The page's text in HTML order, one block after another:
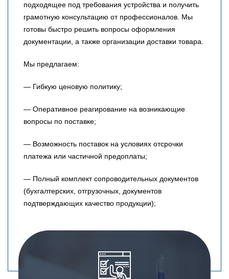
подходящее под требования устройства и получить
грамотную консультацию от профессионалов. Мы
готовы быстро решить вопросы оформления
документации, а также организации доставки товара.
Мы предлагаем:
— Гибкую ценовую политику;
— Оперативное реагирование на возникающие
вопросы по поставке;
— Возможность поставок на условиях отсрочки
платежа или частичной предоплаты;
— Полный комплект сопроводительных документов
(бухгалтерских, отгрузочных, документов
подтверждающих качество продукции);